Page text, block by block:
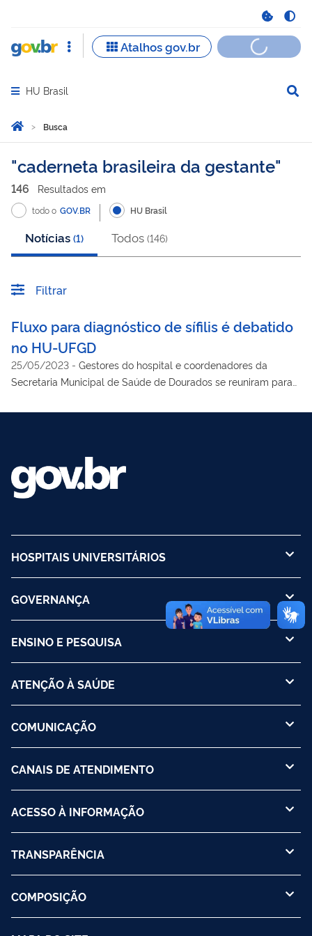
Abrir menu principal de navegação
HU Brasil
Você está aqui:
Página Inicial
Busca
Busca
caderneta brasileira da gestante
146 Resultados em
todo o GOV.BR HU Brasil
Notícias (1) Todos (146)
Filtrar
Fluxo para diagnóstico de sífilis é debatido
no HU-UFGD
25/05/2023 - Gestores do hospital e coordenadores da
Secretaria Municipal de Saúde de Dourados se reuniram para
HOSPITAIS UNIVERSITÁRIOS
GOVERNANÇA
ENSINO E PESQUISA
ATENÇÃO À SAÚDE
COMUNICAÇÃO
CANAIS DE ATENDIMENTO
ACESSO À INFORMAÇÃO
TRANSPARÊNCIA
COMPOSIÇÃO